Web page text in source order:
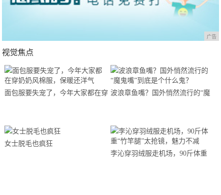
广告
视觉焦点
面包服要失宠了，今年大家都在穿 波浪章鱼嘴？国外悄然流行的“魔
女士脱毛也疯狂
李沁穿羽绒服走机场，90斤体重